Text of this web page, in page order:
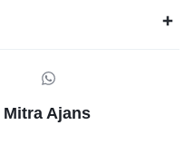
Mitra Ajans